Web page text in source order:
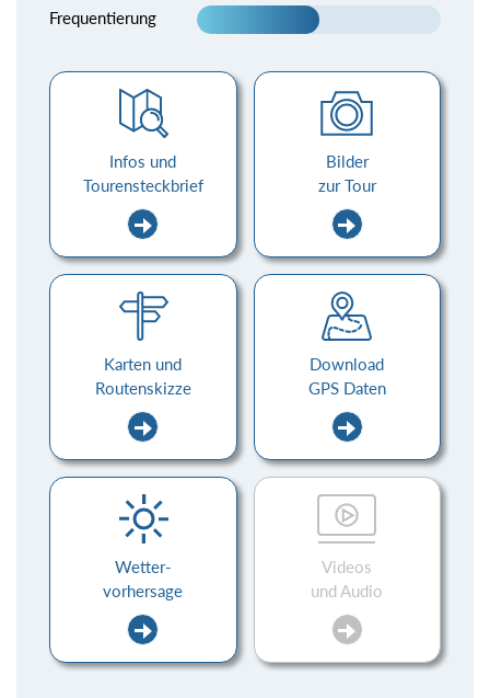
Frequentierung
Infos und
Tourensteckbrief
Bilder
zur Tour
Karten und
Routenskizze
Download
GPS Daten
Wetter-
vorhersage
Videos
und Audio